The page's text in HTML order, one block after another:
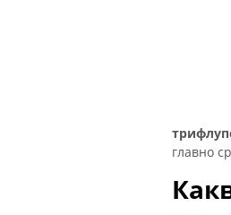
главно